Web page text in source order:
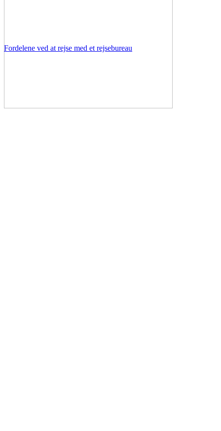
Fordelene ved at rejse med et rejsebureau